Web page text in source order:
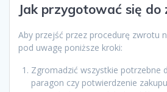
Jak przygotować się do
Aby przejść przez procedurę zwrotu
pod uwagę poniższe kroki:
Zgromadzić wszystkie potrzebne
paragon czy potwierdzenie